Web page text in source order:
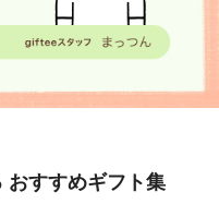
おすすめギフト集